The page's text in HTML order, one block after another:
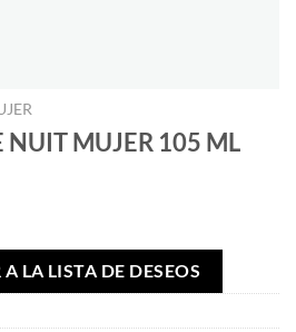
NUIT MUJER 105 ML
LA LISTA DE DESEOS